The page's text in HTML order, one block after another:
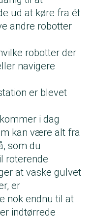
ud at køre fra ét
andre robotter
robotter der
navigere
er blevet
i dag
kan være alt fra
som du
roterende
at vaske gulvet
er
nok endnu til at
indtørrede